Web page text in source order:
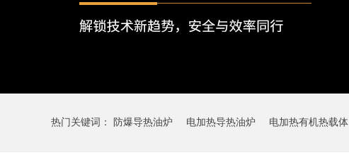
热门关键词： 防爆导热油炉 电加热导热油炉 电加热有机热载体